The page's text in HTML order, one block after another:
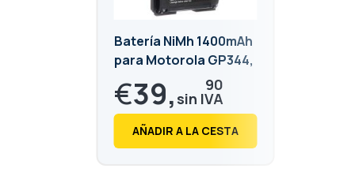
Batería NiMh 1400mAh
para Motorola GP344,
GP344R, GP366,
GP366R, GP388R,
GP388
€39, 90
€ 48,
AÑADIR A LA CESTA